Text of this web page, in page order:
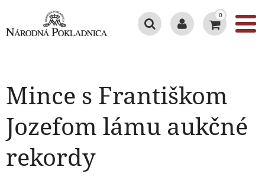
0
Mince s Františkom
Jozefom lámu aukčné
rekordy